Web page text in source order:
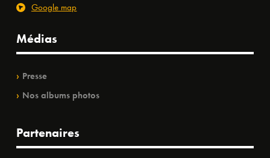
Google map
Médias
Presse
Nos albums photos
Partenaires